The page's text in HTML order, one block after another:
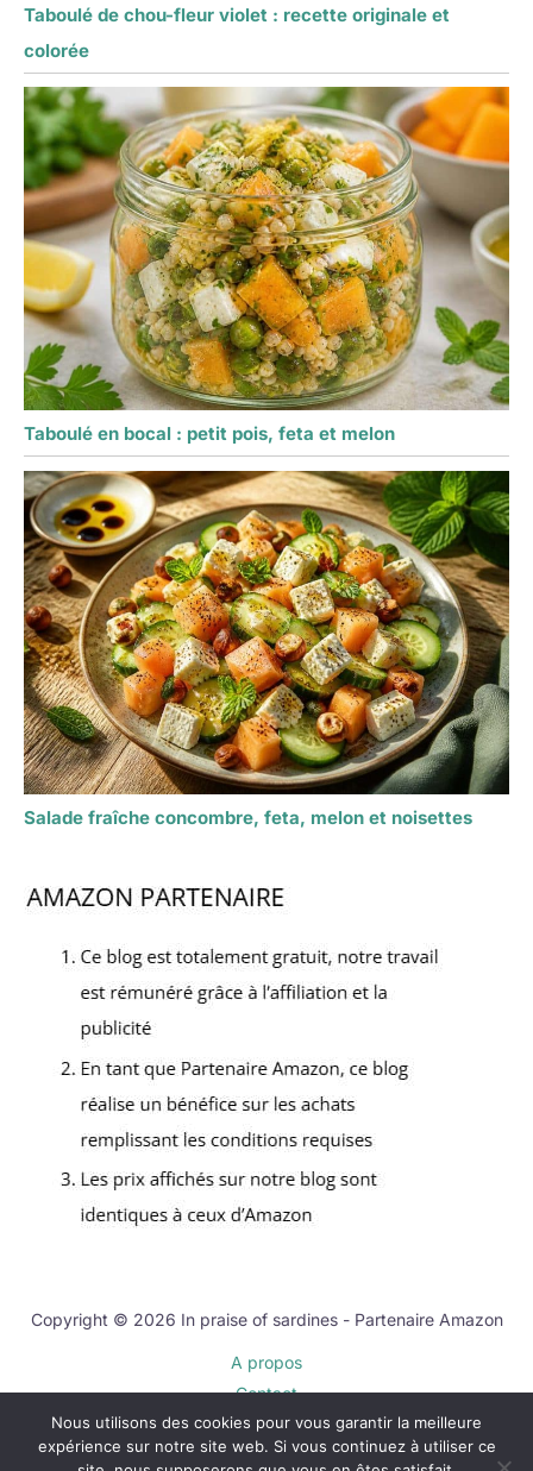
Taboulé de chou-fleur violet : recette originale et
colorée
Taboulé en bocal : petit pois, feta et melon
Salade fraîche concombre, feta, melon et noisettes
Copyright © 2026 In praise of sardines - Partenaire Amazon
A propos
Contact
Plan du site
Mentions légales
Nous utilisons des cookies pour vous garantir la meilleure
expérience sur notre site web. Si vous continuez à utiliser ce